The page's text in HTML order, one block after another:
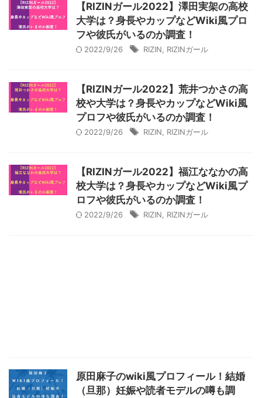
【RIZINガール2022】澤田実架の高校
大学は？身長やカップなどWiki風プロ
フや彼氏がいるのか調査！
2022/9/26 RIZIN RIZINガール
【RIZINガール2022】荒井つかさの高
校や大学は？身長やカップなどWiki風
プロフや彼氏がいるのか調査！
2022/9/26 RIZIN RIZINガール
【RIZINガール2022】福江ななかの高
校大学は？身長やカップなどWiki風プ
ロフや彼氏がいるのか調査！
2022/9/26 RIZIN RIZINガール
原田麻子のwiki風プロフィール！結婚
（旦那）妊娠や読者モデルの噂も調